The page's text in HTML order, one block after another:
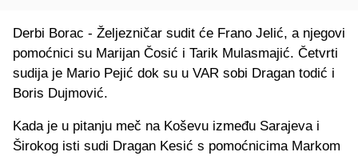
Derbi Borac - Željezničar sudit će Frano Jelić, a njegovi
pomoćnici su Marijan Čosić i Tarik Mulasmajić. Četvrti
sudija je Mario Pejić dok su u VAR sobi Dragan todić i
Boris Dujmović.
Kada je u pitanju meč na Koševu između Sarajeva i
Širokog isti sudi Dragan Kesić s pomoćnicima Markom